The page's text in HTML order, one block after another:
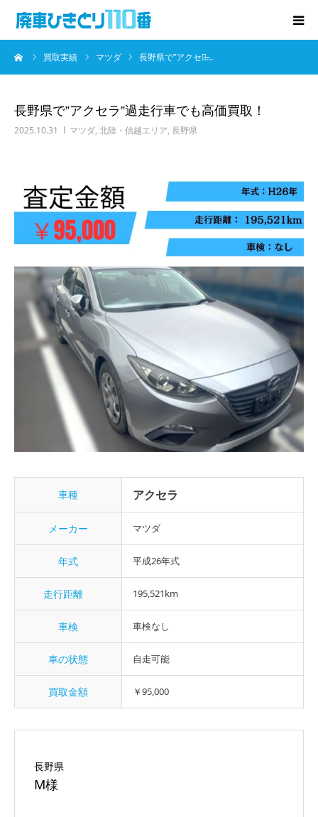
買取実績 マツダ 長野県で”アクセラ̶…
長野県で”アクセラ”過走行車でも高価買取！
2025.10.31 マツダ, 北陸・信越エリア, 長野県
車種 アクセラ
メーカー マツダ
年式 平成26年式
走行距離 195,521km
車検 車検なし
車の状態 自走可能
買取金額 ￥95,000
長野県
M様
廃車･事故車の買取
お知らせ
お問い合わせ